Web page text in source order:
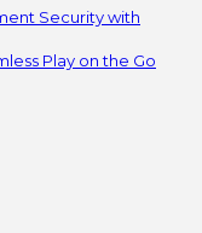
Security with
Play on the Go